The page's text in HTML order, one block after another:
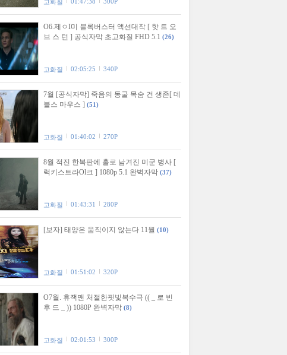
고화질
O6.제ㅇI미 블록버스터 액션대작 [ 핫 트 오
브 스 턴 ] 공식자막 초고화질 FHD 5.1 (26)
고화질 02:05:25 340P
7월 [공식자막] 죽음의 동굴 목숨 건 생존[ 데
블스 마우스 ] (51)
고화질 01:40:02 270P
8월 적진 한복판에 홀로 남겨진 미군 병사 [
럭키스트라Ol크 ] 1080p 5.1 완벽자막 (37)
고화질 01:43:31 280P
[보자] 태양은 움직이지 않는다 11월 (10)
고화질 01:51:02 320P
O7월. 휴잭맨 처절한핏빛복수극 (( _ 로 빈
후 드 _ )) 1080P 완벽자막 (8)
고화질 02:01:53 300P